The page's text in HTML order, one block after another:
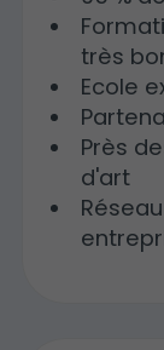
très
Ecole
Près
d'art